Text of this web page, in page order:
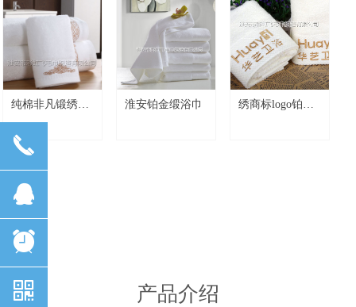
产品介绍
纯棉非凡锻绣花
淮安铂金缎浴巾
绣商标logo铂金
끅
뀩
뀥
낃